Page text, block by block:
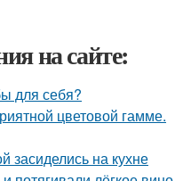
на сайте:
для себя?
цветовой гамме.
засиделись на кухне